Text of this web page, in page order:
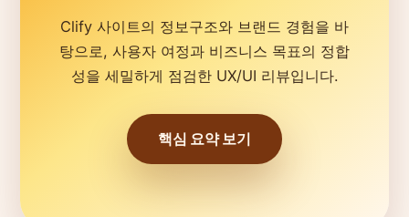
Clify 사이트의 정보구조와 브랜드 경험을 바
탕으로, 사용자 여정과 비즈니스 목표의 정합
성을 세밀하게 점검한 UX/UI 리뷰입니다.
핵심 요약 보기